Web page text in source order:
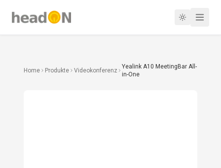
Home Produkte Videokonferenz
Yealink A10 MeetingBar All-
in-One